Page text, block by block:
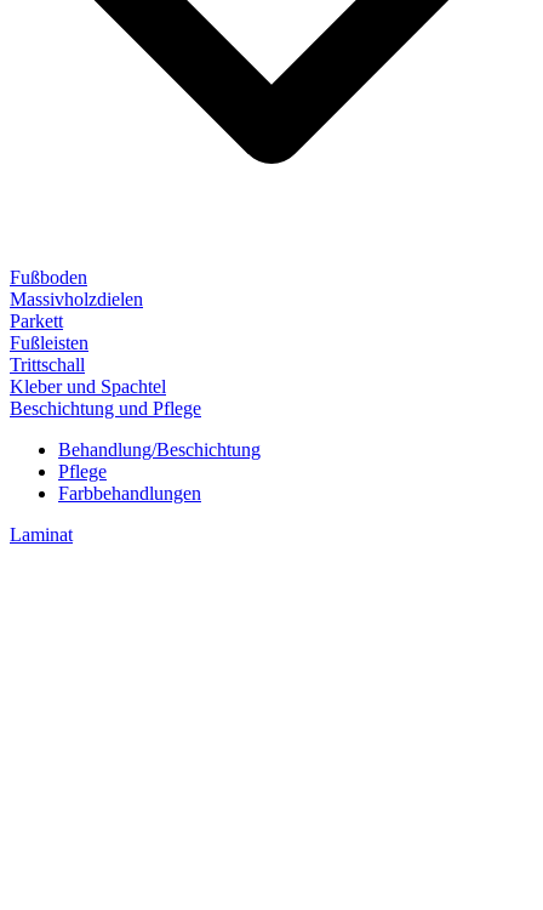
Fußboden
Massivholzdielen
Parkett
Fußleisten
Trittschall
Kleber und Spachtel
Beschichtung und Pflege
Behandlung/Beschichtung
Pflege
Farbbehandlungen
Laminat